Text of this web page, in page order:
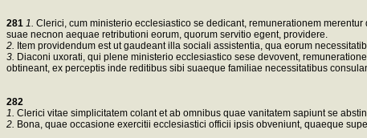
281 1. Clerici, cum ministerio ecclesiastico se dedicant, remunerationem
suae necnon aequae retributioni eorum, quorum servitio egent, providere.
2. Item providendum est ut gaudeant illa sociali assistentia, qua eorum
3. Diaconi uxorati, qui plene ministerio ecclesiastico sese devovent,
obtineant, ex perceptis inde reditibus sibi suaeque familiae necessitatibus
282
1. Clerici vitae simplicitatem colant et ab omnibus quae vanitatem sapiunt se
2. Bona, quae occasione exercitii ecclesiastici officii ipsis obveniunt, quaeque